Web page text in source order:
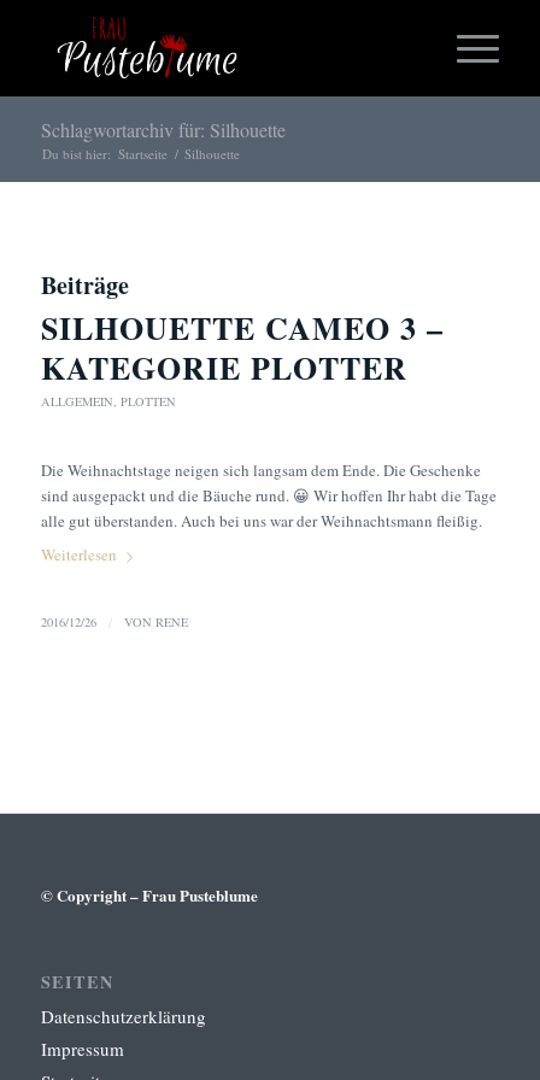
Schlagwortarchiv für: Silhouette
Du bist hier: Startseite / Silhouette
Beiträge
SILHOUETTE CAMEO 3 –
KATEGORIE PLOTTER
ALLGEMEIN, PLOTTEN
Die Weihnachtstage neigen sich langsam dem Ende. Die Geschenke
sind ausgepackt und die Bäuche rund. 😀 Wir hoffen Ihr habt die Tage
alle gut überstanden. Auch bei uns war der Weihnachtsmann fleißig.
Weiterlesen
2016/12/26 / VON RENE
© Copyright – Frau Pusteblume
SEITEN
Datenschutzerklärung
Impressum